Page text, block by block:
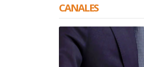
CANALES